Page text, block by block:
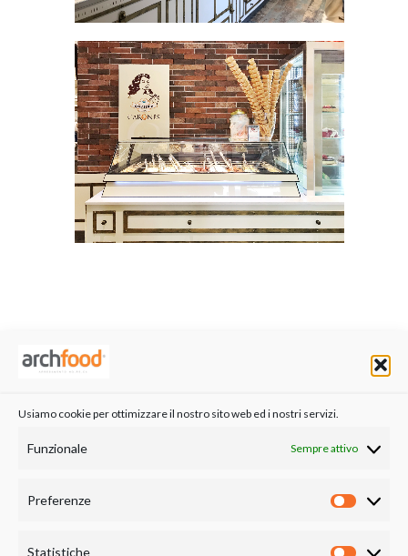
Usiamo cookie per ottimizzare il nostro sito web ed i nostri servizi.
Funzionale Sempre attivo
Preferenze
Statistiche